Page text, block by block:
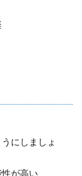
にしましょ
が高い